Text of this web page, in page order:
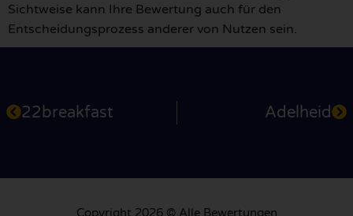
Sichtweise kann Ihre Bewertung auch für den
Entscheidungsprozess anderer von Nutzen sein.
22breakfast Adelheid
Copyright 2026 © Alle Bewertungen